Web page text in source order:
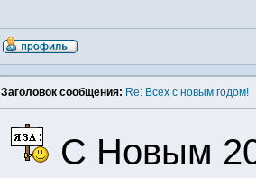
Заголовок сообщения: Re: Всех с новым годом!
C Новым